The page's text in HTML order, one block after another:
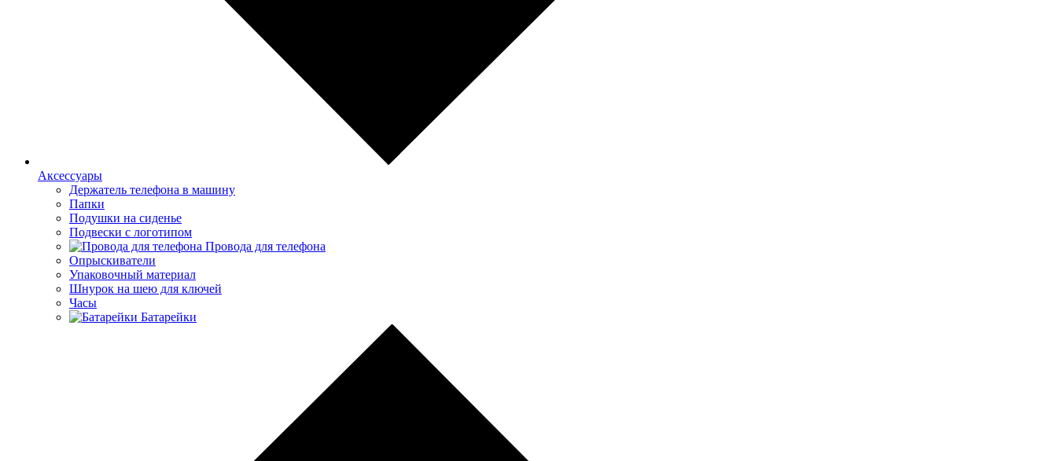
Аксессуары
Держатель телефона в машину
Папки
Подушки на сиденье
Подвески с логотипом
Провода для телефона
Опрыскиватели
Упаковочный материал
Шнурок на шею для ключей
Часы
Батарейки